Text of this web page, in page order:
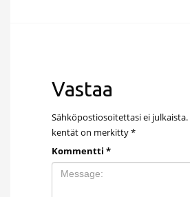
Vastaa
Sähköpostiosoitettasi ei julkaista.
kentät on merkitty*
Kommentti *